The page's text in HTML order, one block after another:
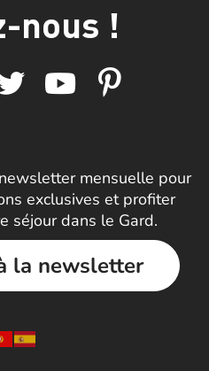
nous !
mensuelle pour
exclusives et profiter
séjour dans le Gard.
la newsletter